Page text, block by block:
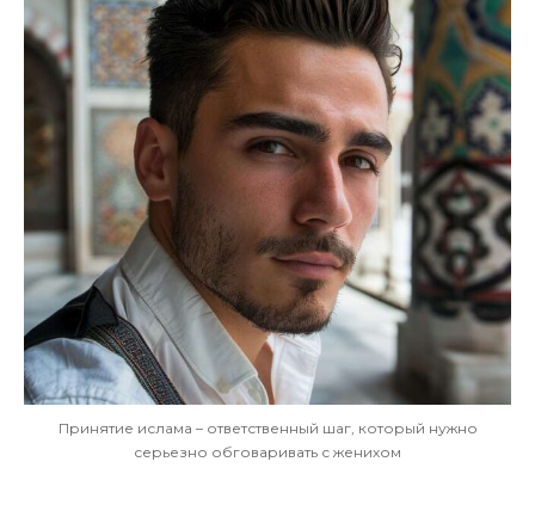
Принятие ислама – ответственный шаг, который нужно
серьезно обговаривать с женихом